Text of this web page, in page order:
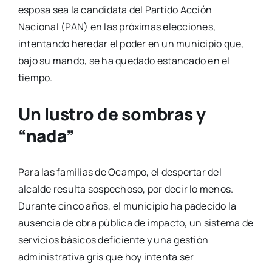
esposa sea la candidata del Partido Acción
Nacional (PAN) en las próximas elecciones,
intentando heredar el poder en un municipio que,
bajo su mando, se ha quedado estancado en el
tiempo.
Un lustro de sombras y
“nada”
Para las familias de Ocampo, el despertar del
alcalde resulta sospechoso, por decir lo menos.
Durante cinco años, el municipio ha padecido la
ausencia de obra pública de impacto, un sistema de
servicios básicos deficiente y una gestión
administrativa gris que hoy intenta ser